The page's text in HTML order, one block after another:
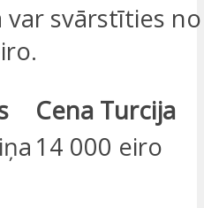
var svārstīties
Cena Turcija
14 000 eiro